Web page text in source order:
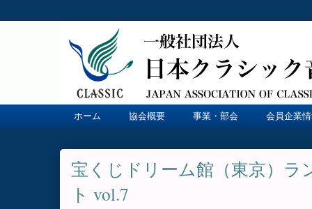
ホーム 協会概要 事業・部会 会員企業
宝くじドリーム館（東京）ラ
ト vol.7